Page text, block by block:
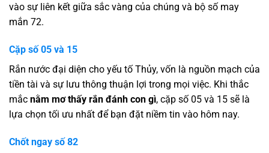
vào sự liên kết giữa sắc vàng của chúng và bộ số may
mắn 72.
Cặp số 05 và 15
Rắn nước đại diện cho yếu tố Thủy, vốn là nguồn mạch của
tiền tài và sự lưu thông thuận lợi trong mọi việc. Khi thắc
mắc nằm mơ thấy rắn đánh con gì, cặp số 05 và 15 sẽ là
lựa chọn tối ưu nhất để bạn đặt niềm tin vào hôm nay.
Chốt ngay số 82